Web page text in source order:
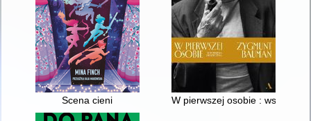
Scena cieni W pierwszej osobie :